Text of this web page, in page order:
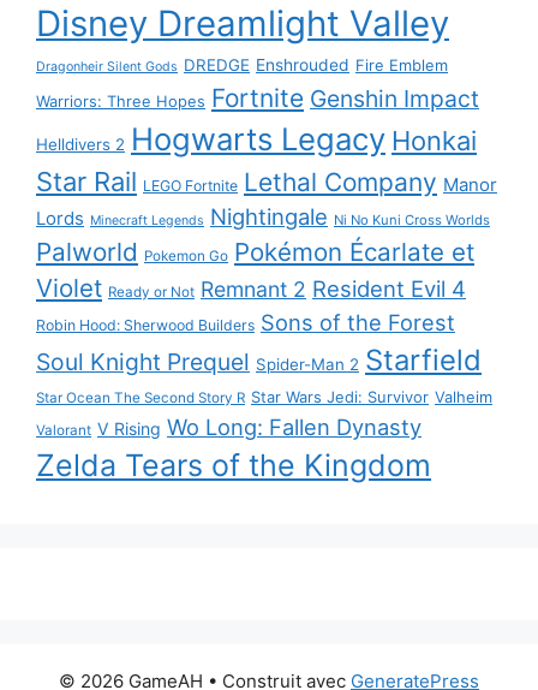
Disney Dreamlight Valley
Dragonheir Silent Gods DREDGE Enshrouded Fire Emblem
Warriors: Three Hopes Fortnite Genshin Impact
Helldivers 2 Hogwarts Legacy Honkai
Star Rail LEGO Fortnite Lethal Company Manor
Lords Minecraft Legends Nightingale Ni No Kuni Cross Worlds
Palworld Pokemon Go Pokémon Écarlate et
Violet Ready or Not Remnant 2 Resident Evil 4
Robin Hood: Sherwood Builders Sons of the Forest
Soul Knight Prequel Spider-Man 2 Starfield
Star Ocean The Second Story R Star Wars Jedi: Survivor Valheim
Valorant V Rising Wo Long: Fallen Dynasty
Zelda Tears of the Kingdom
© 2026 GameAH • Construit avec GeneratePress